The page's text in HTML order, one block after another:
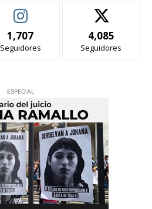
1,707
Seguidores
4,085
Seguidores
ESPECIAL